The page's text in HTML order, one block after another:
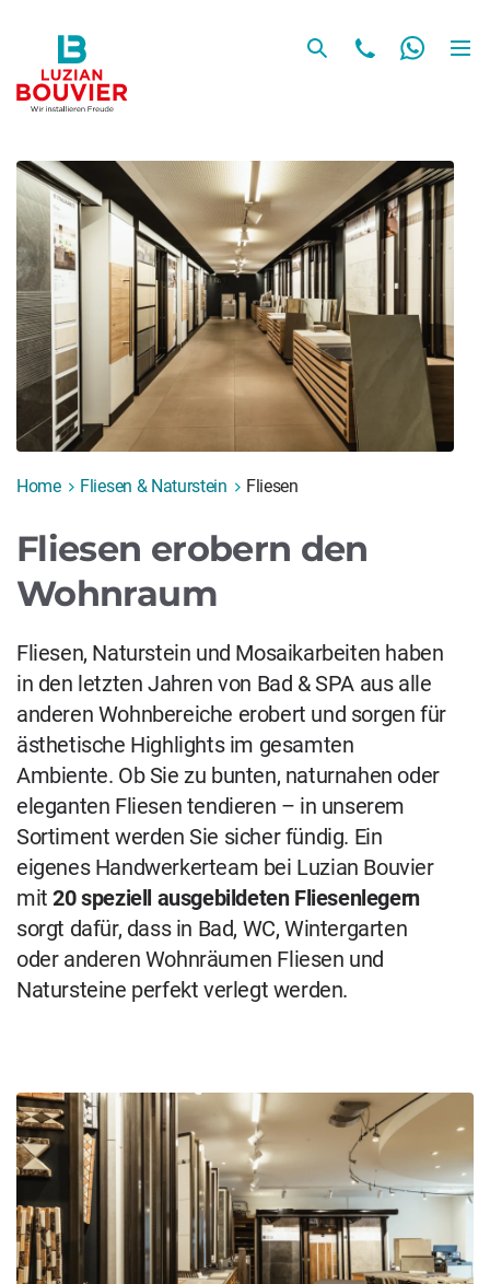
Home Fliesen & Naturstein Fliesen
Fliesen erobern den
Wohnraum
Fliesen, Naturstein und Mosaikarbeiten haben
in den letzten Jahren von Bad & SPA aus alle
anderen Wohnbereiche erobert und sorgen für
ästhetische Highlights im gesamten
Ambiente. Ob Sie zu bunten, naturnahen oder
eleganten Fliesen tendieren – in unserem
Sortiment werden Sie sicher fündig. Ein
eigenes Handwerkerteam bei Luzian Bouvier
mit20 speziell ausgebildeten Fliesenlegern
sorgt dafür, dass in Bad, WC, Wintergarten
oder anderen Wohnräumen Fliesen und
Natursteine perfekt verlegt werden.